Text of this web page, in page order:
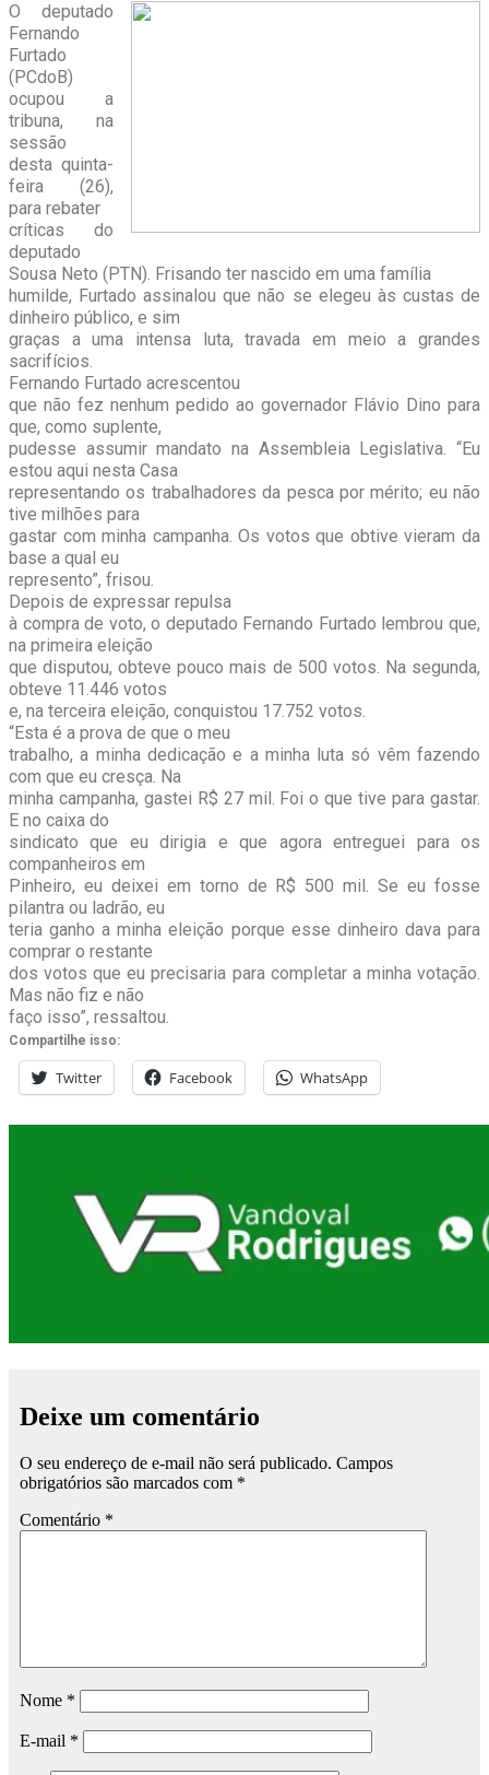
O deputado
Fernando
Furtado
(PCdoB)
ocupou a
tribuna, na
sessão
desta quinta-
feira (26),
para rebater
críticas do
deputado
Sousa Neto (PTN). Frisando ter nascido em uma família
humilde, Furtado assinalou que não se elegeu às custas de
dinheiro público, e sim
graças a uma intensa luta, travada em meio a grandes
sacrifícios.
Fernando Furtado acrescentou
que não fez nenhum pedido ao governador Flávio Dino para
que, como suplente,
pudesse assumir mandato na Assembleia Legislativa. “Eu
estou aqui nesta Casa
representando os trabalhadores da pesca por mérito; eu não
tive milhões para
gastar com minha campanha. Os votos que obtive vieram da
base a qual eu
represento”, frisou.
Depois de expressar repulsa
à compra de voto, o deputado Fernando Furtado lembrou que,
na primeira eleição
que disputou, obteve pouco mais de 500 votos. Na segunda,
obteve 11.446 votos
e, na terceira eleição, conquistou 17.752 votos.
“Esta é a prova de que o meu
trabalho, a minha dedicação e a minha luta só vêm fazendo
com que eu cresça. Na
minha campanha, gastei R$ 27 mil. Foi o que tive para gastar.
E no caixa do
sindicato que eu dirigia e que agora entreguei para os
companheiros em
Pinheiro, eu deixei em torno de R$ 500 mil. Se eu fosse
pilantra ou ladrão, eu
teria ganho a minha eleição porque esse dinheiro dava para
comprar o restante
dos votos que eu precisaria para completar a minha votação.
Mas não fiz e não
faço isso”, ressaltou.
Compartilhe isso:
Twitter Facebook WhatsApp
Deixe um comentário
O seu endereço de e-mail não será publicado. Campos
obrigatórios são marcados com *
Comentário *
Nome *
E-mail *